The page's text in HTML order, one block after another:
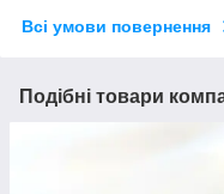
Всі умови повернення
Подібні товари